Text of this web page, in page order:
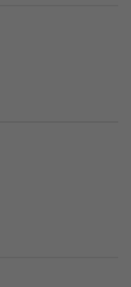
og
ned og kjør
og Lenovo